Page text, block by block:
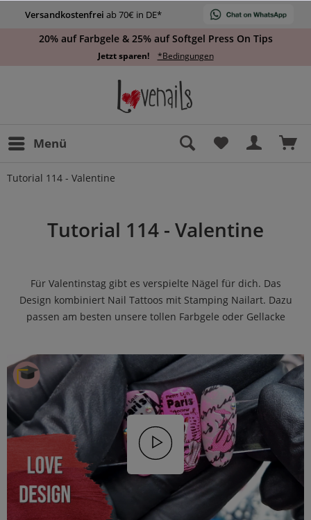
Versandkostenfrei ab 70€ in DE*
20% auf Farbgele & 25% auf Softgel Press On Tips
Jetzt sparen! *Bedingungen
Menü
Tutorial 114 - Valentine
Tutorial 114 - Valentine
Für Valentinstag gibt es verspielte Nägel für dich. Das
Design kombiniert Nail Tattoos mit Stamping Nailart. Dazu
passen am besten unsere tollen Farbgele oder Gellacke